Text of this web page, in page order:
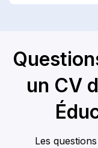
un CV
Les